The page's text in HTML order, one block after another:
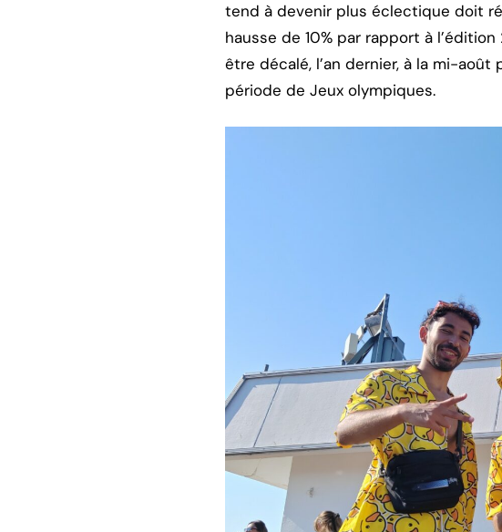
tend à devenir plus éclectique doit
hausse de 10% par rapport à
être décalé, l’an dernier, à la mi-
période de Jeux olympiques.